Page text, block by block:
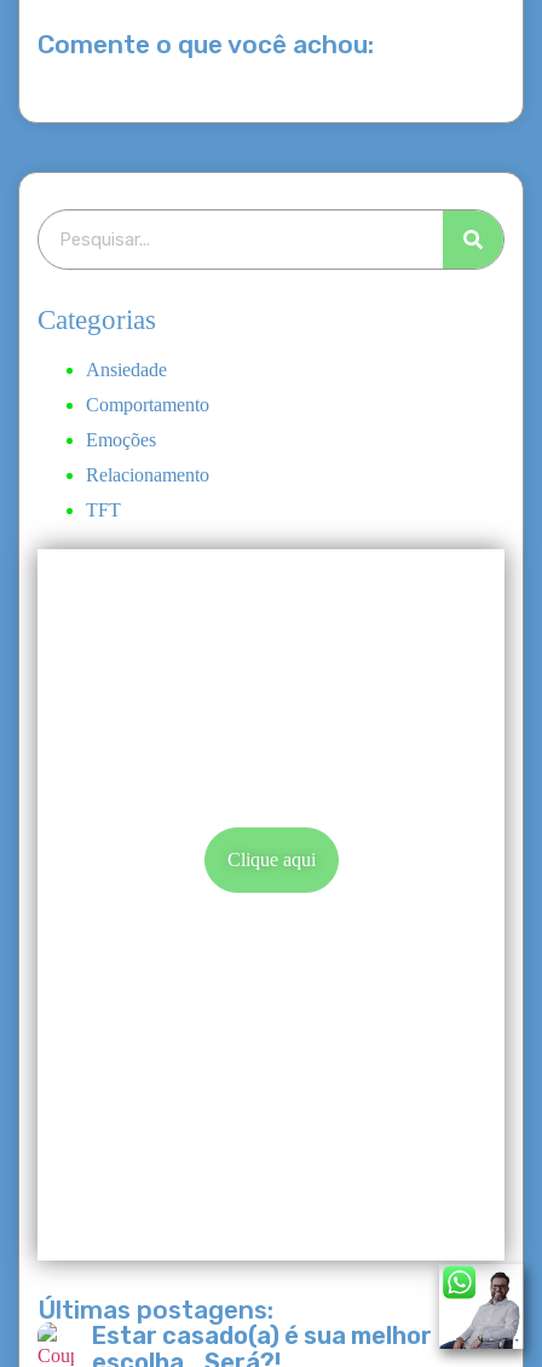
Comente o que você achou:
Categorias
Ansiedade
Comportamento
Emoções
Relacionamento
TFT
Clique aqui
Últimas postagens:
Estar casado(a) é sua melhor